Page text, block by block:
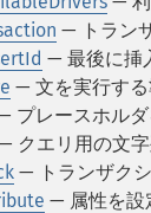
— トラン
— 最後に挿
— 文を実行す
プレースホルダ
クエリ用の文
— トランザク
— 属性を設